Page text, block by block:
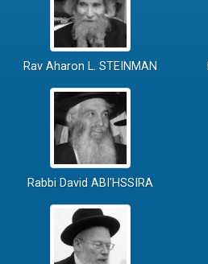
Rav Aharon L. STEINMAN
Rabbi David ABI'HSSIRA